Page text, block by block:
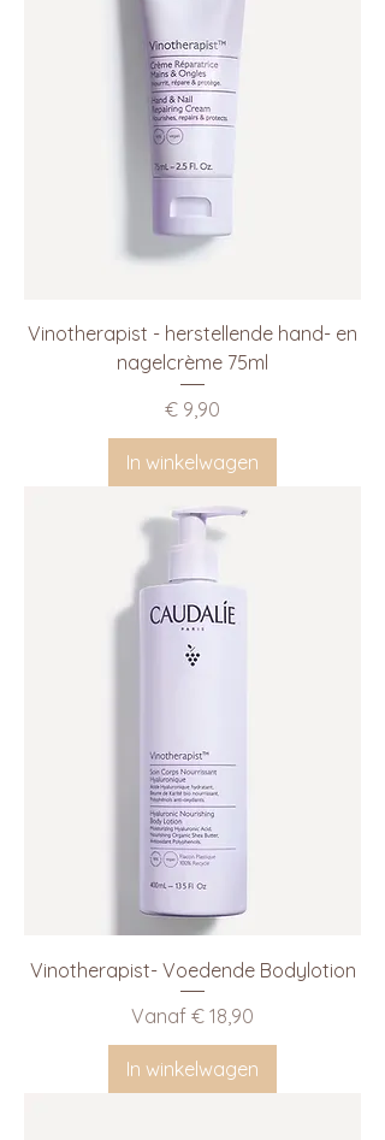
Vinotherapist - herstellende hand- en
nagelcrème 75ml
Prijs
€ 9,90
In winkelwagen
Vinotherapist- Voedende Bodylotion
Vanaf € 18,90
Verkoopprijs
In winkelwagen